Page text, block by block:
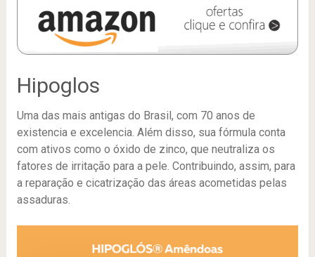
Hipoglos
Uma das mais antigas do Brasil, com 70 anos de
existencia e excelencia. Além disso, sua fórmula conta
com ativos como o óxido de zinco, que neutraliza os
fatores de irritação para a pele. Contribuindo, assim, para
a reparação e cicatrização das áreas acometidas pelas
assaduras.